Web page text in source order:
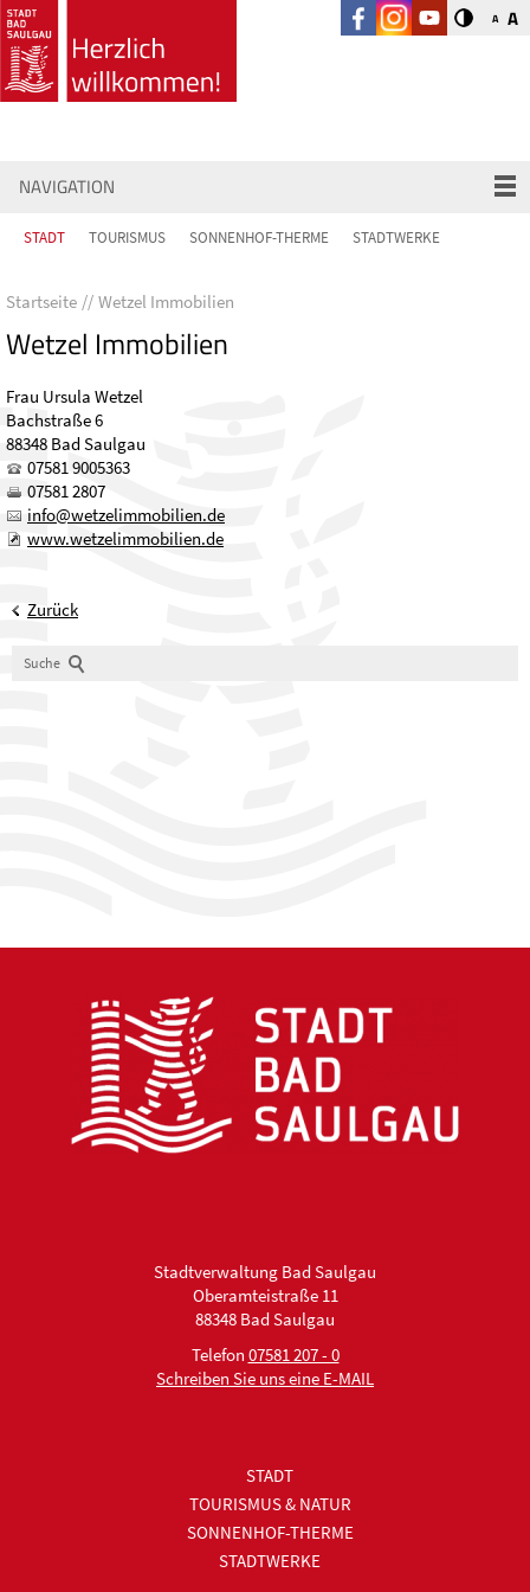
A A
NAVIGATION
STADT TOURISMUS SONNENHOF-THERME STADTWERKE
Startseite Wetzel Immobilien
Wetzel Immobilien
Frau Ursula Wetzel
Bachstraße 6
88348 Bad Saulgau
07581 9005363
07581 2807
nf
w tz l mm b l n d
www.wetzelimmobilien.de
Zurück
Suche
Stadtverwaltung Bad Saulgau
Oberamteistraße 11
88348 Bad Saulgau
Telefon 07581 207 - 0
Schreiben Sie uns eine E-MAIL
STADT
TOURISMUS & NATUR
SONNENHOF-THERME
STADTWERKE